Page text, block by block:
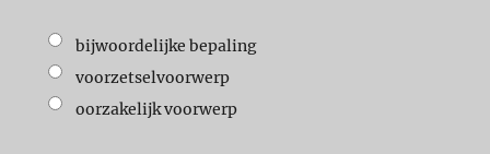
bijwoordelijke bepaling
voorzetselvoorwerp
oorzakelijk voorwerp